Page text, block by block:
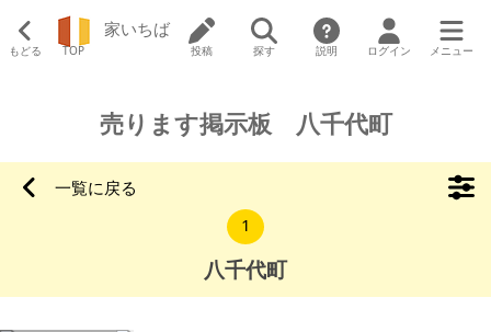
もどる TOP
家いちば
投稿 探す 説明 ログイン メニュー
売ります掲示板 八千代町
一覧に戻る
1
八千代町